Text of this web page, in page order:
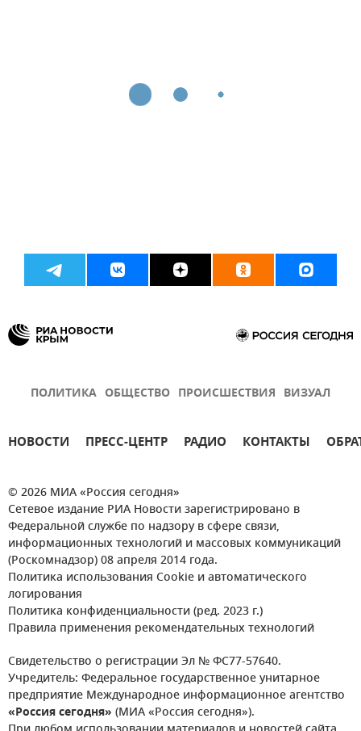
ПОЛИТИКА ОБЩЕСТВО ПРОИСШЕСТВИЯ ВИЗУАЛ
НОВОСТИ ПРЕСС-ЦЕНТР РАДИО КОНТАКТЫ
© 2026 МИА «Россия сегодня»
Сетевое издание РИА Новости зарегистрировано в
Федеральной службе по надзору в сфере связи,
информационных технологий и массовых коммуникаций
(Роскомнадзор) 08 апреля 2014 года.
Политика использования Cookie и автоматического
логирования
Политика конфиденциальности (ред. 2023 г.)
Правила применения рекомендательных технологий
Свидетельство о регистрации Эл № ФС77-57640.
Учредитель: Федеральное государственное унитарное
предприятие Международное информационное агентство
«Россия сегодня» (МИА «Россия сегодня»).